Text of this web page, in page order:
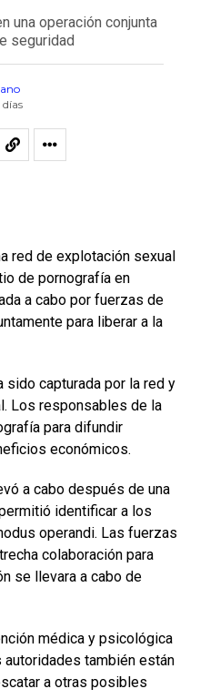
una operación conjunta
seguridad
días
red de explotación sexual
de pornografía en
a cabo por fuerzas de
para liberar a la
sido capturada por la red y
Los responsables de la
para difundir
económicos.
a cabo después de una
identificar a los
operandi. Las fuerzas
colaboración para
se llevara a cabo de
médica y psicológica
también están
a otras posibles